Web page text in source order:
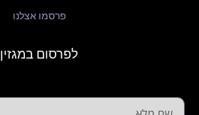
פרסמו אצלנו
לפרסום במגזין